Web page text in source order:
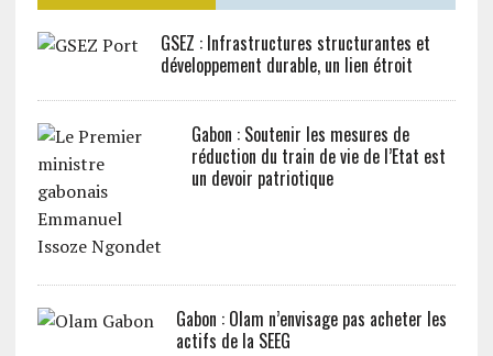
GSEZ : Infrastructures structurantes et
développement durable, un lien étroit
Gabon : Soutenir les mesures de
réduction du train de vie de l’Etat est
un devoir patriotique
Gabon : Olam n’envisage pas acheter les
actifs de la SEEG